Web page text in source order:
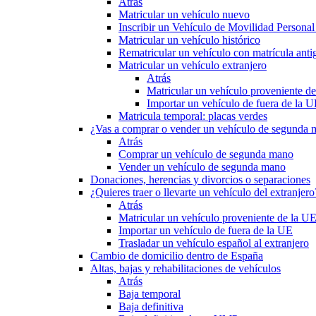
Matricular un vehículo nuevo
Inscribir un Vehículo de Movilidad
Matricular un vehículo histórico
Rematricular un vehículo con matrícula
Matricular un vehículo extranjero
Atrás
Matricular un vehículo proveniente
Importar un vehículo de fuera de la
Matricula temporal: placas verdes
¿Vas a comprar o vender un vehículo de segunda
Atrás
Comprar un vehículo de segunda mano
Vender un vehículo de segunda mano
Donaciones, herencias y divorcios o separaciones
¿Quieres traer o llevarte un vehículo del
Atrás
Matricular un vehículo proveniente de la UE
Importar un vehículo de fuera de la UE
Trasladar un vehículo español al extranjero
Cambio de domicilio dentro de España
Altas, bajas y rehabilitaciones de vehículos
Atrás
Baja temporal
Baja definitiva